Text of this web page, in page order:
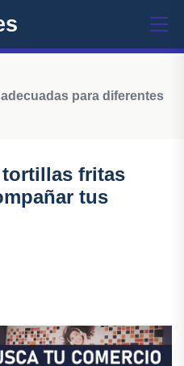
para diferentes
tortillas fritas
tus